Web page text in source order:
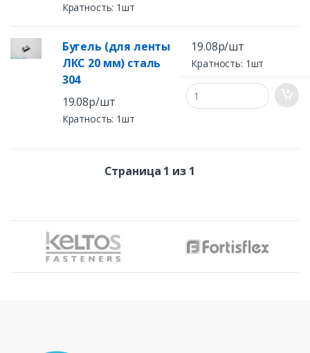
Кратность: 1шт
Бугель (для ленты
ЛКС 20 мм) сталь
304
19.08р/шт
Кратность: 1шт
19.08р/шт
Кратность: 1шт
Страница 1 из 1